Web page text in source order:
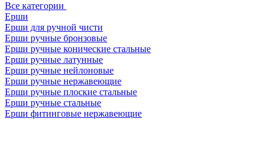
Все категории
Ерши
Ерши для ручной чисти
Ерши ручные бронзовые
Ерши ручные конические стальные
Ерши ручные латунные
Ерши ручные нейлоновые
Ерши ручные нержавеющие
Ерши ручные плоские стальные
Ерши ручные стальные
Ерши фитинговые нержавеющие